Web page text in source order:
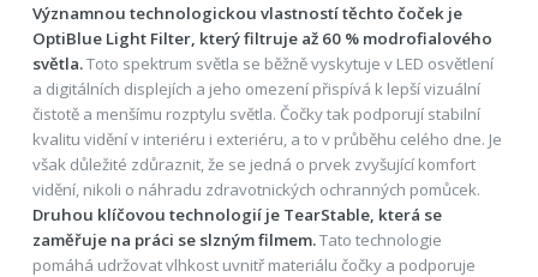
Významnou technologickou vlastností těchto čoček je
OptiBlue Light Filter, který filtruje až 60 % modrofialového
světla.Toto spektrum světla se běžně vyskytuje v LED osvětlení
a digitálních displejích a jeho omezení přispívá k lepší vizuální
čistotě a menšímu rozptylu světla. Čočky tak podporují stabilní
kvalitu vidění v interiéru i exteriéru, a to v průběhu celého dne. Je
však důležité zdůraznit, že se jedná o prvek zvyšující komfort
vidění, nikoli o náhradu zdravotnických ochranných pomůcek.
Druhou klíčovou technologií je TearStable, která se
zaměřuje na práci se slzným filmem.Tato technologie
pomáhá udržovat vlhkost uvnitř materiálu čočky a podporuje